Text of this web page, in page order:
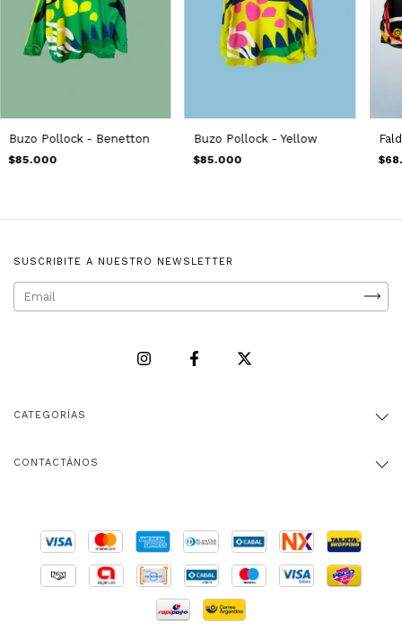
Buzo Pollock - Benetton
$85.000
Buzo Pollock - Yellow
$85.000
SUSCRIBITE A NUESTRO NEWSLETTER
CATEGORÍAS
CONTACTÁNOS